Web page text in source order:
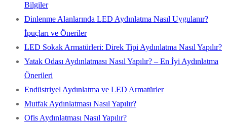
Bilgiler
Dinlenme Alanlarında LED Aydınlatma Nasıl Uygulanır?
İpuçları ve Öneriler
LED Sokak Armatürleri: Direk Tipi Aydınlatma Nasıl Yapılır?
Yatak Odası Aydınlatması Nasıl Yapılır? – En İyi Aydınlatma
Önerileri
Endüstriyel Aydınlatma ve LED Armatürler
Mutfak Aydınlatması Nasıl Yapılır?
Ofis Aydınlatması Nasıl Yapılır?